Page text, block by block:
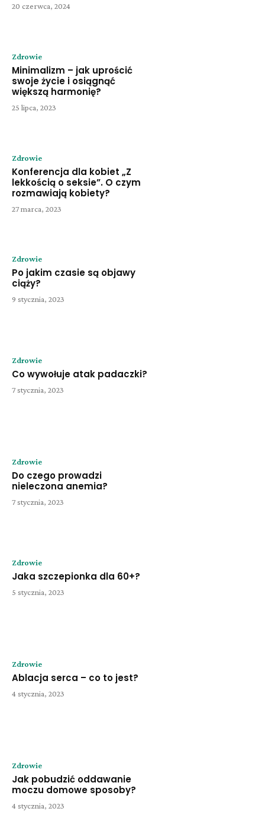
20 czerwca, 2024
Zdrowie
Minimalizm – jak uprościć
swoje życie i osiągnąć
większą harmonię?
25 lipca, 2023
Zdrowie
Konferencja dla kobiet „Z
lekkością o seksie”. O czym
rozmawiają kobiety?
27 marca, 2023
Zdrowie
Po jakim czasie są objawy
ciąży?
9 stycznia, 2023
Zdrowie
Co wywołuje atak padaczki?
7 stycznia, 2023
Zdrowie
Do czego prowadzi
nieleczona anemia?
7 stycznia, 2023
Zdrowie
Jaka szczepionka dla 60+?
5 stycznia, 2023
Zdrowie
Ablacja serca – co to jest?
4 stycznia, 2023
Zdrowie
Jak pobudzić oddawanie
moczu domowe sposoby?
4 stycznia, 2023